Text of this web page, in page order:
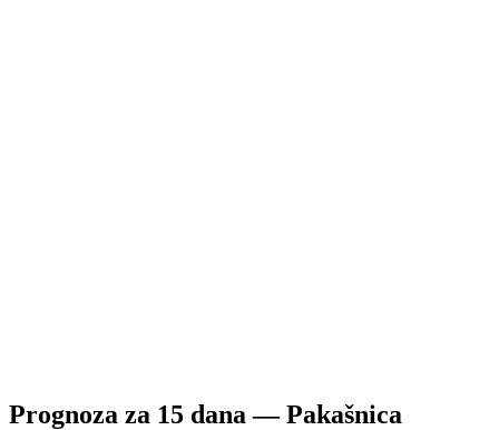
Prognoza za 15 dana —Pakašnica